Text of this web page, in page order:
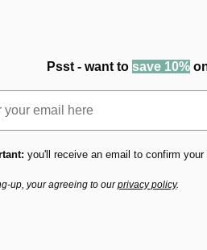
Psst - want to save 10%
you'll receive an email to confirm
up, your agreeing to ourprivacy policy.